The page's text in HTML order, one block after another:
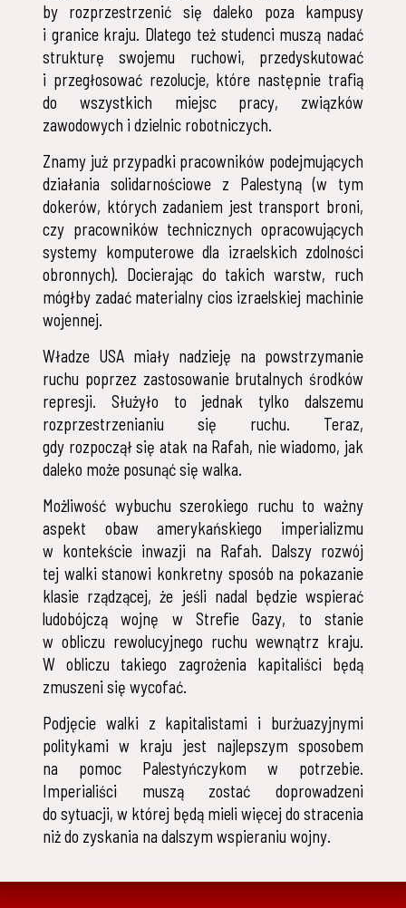
by rozprzestrzenić się daleko poza kampusy
i granice kraju. Dlatego też studenci muszą nadać
strukturę swojemu ruchowi, przedyskutować
i przegłosować rezolucje, które następnie trafią
do wszystkich miejsc pracy, związków
zawodowych i dzielnic robotniczych.
Znamy już przypadki pracowników podejmujących
działania solidarnościowe z Palestyną (w tym
dokerów, których zadaniem jest transport broni,
czy pracowników technicznych opracowujących
systemy komputerowe dla izraelskich zdolności
obronnych). Docierając do takich warstw, ruch
mógłby zadać materialny cios izraelskiej machinie
wojennej.
Władze USA miały nadzieję na powstrzymanie
ruchu poprzez zastosowanie brutalnych środków
represji. Służyło to jednak tylko dalszemu
rozprzestrzenianiu się ruchu. Teraz,
gdy rozpoczął się atak na Rafah, nie wiadomo, jak
daleko może posunąć się walka.
Możliwość wybuchu szerokiego ruchu to ważny
aspekt obaw amerykańskiego imperializmu
w kontekście inwazji na Rafah. Dalszy rozwój
tej walki stanowi konkretny sposób na pokazanie
klasie rządzącej, że jeśli nadal będzie wspierać
ludobójczą wojnę w Strefie Gazy, to stanie
w obliczu rewolucyjnego ruchu wewnątrz kraju.
W obliczu takiego zagrożenia kapitaliści będą
zmuszeni się wycofać.
Podjęcie walki z kapitalistami i burżuazyjnymi
politykami w kraju jest najlepszym sposobem
na pomoc Palestyńczykom w potrzebie.
Imperialiści muszą zostać doprowadzeni
do sytuacji, w której będą mieli więcej do stracenia
niż do zyskania na dalszym wspieraniu wojny.